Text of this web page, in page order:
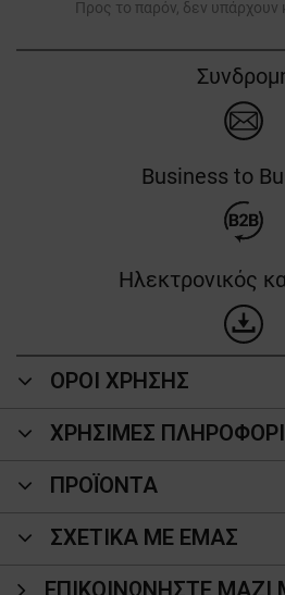
Προς το παρόν, δεν υπάρχουν
Business to
Ηλεκτρονικός
ΟΡΟΙ ΧΡΗΣΗΣ
ΧΡΗΣΙΜΕΣ
ΠΡΟΪΌΝΤΑ
ΣΧΕΤΙΚΑ ΜΕ ΕΜΑΣ
ΕΠΙΚΟΙΝΩΝΉΣΤΕ ΜΑΖΊ